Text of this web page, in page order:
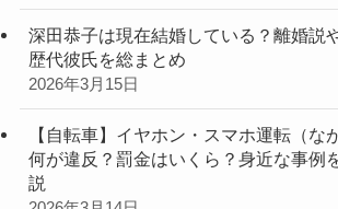
深田恭子は現在結婚している？離婚説
歴代彼氏を総まとめ
2026年3月15日
【自転車】イヤホン・スマホ運転（な
何が違反？罰金はいくら？身近な事例
説